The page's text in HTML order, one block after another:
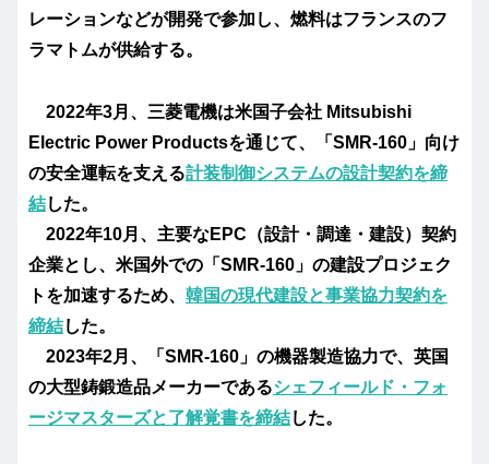
レーションなどが開発で参加し、燃料はフランスのフ
ラマトムが供給する。
2022年3月、三菱電機は米国子会社 Mitsubishi
Electric Power Productsを通じて、「SMR-160」向け
の安全運転を支える計装制御システムの設計契約を締
結した。
2022年10月、主要なEPC（設計・調達・建設）契約
企業とし、米国外での「SMR-160」の建設プロジェク
トを加速するため、 韓国の現代建設と事業協力契約を
締結した。
2023年2月、「SMR-160」の機器製造協力で、英国
の大型鋳鍛造品メーカーであるシェフィールド・フォ
ージマスターズと了解覚書を締結した。